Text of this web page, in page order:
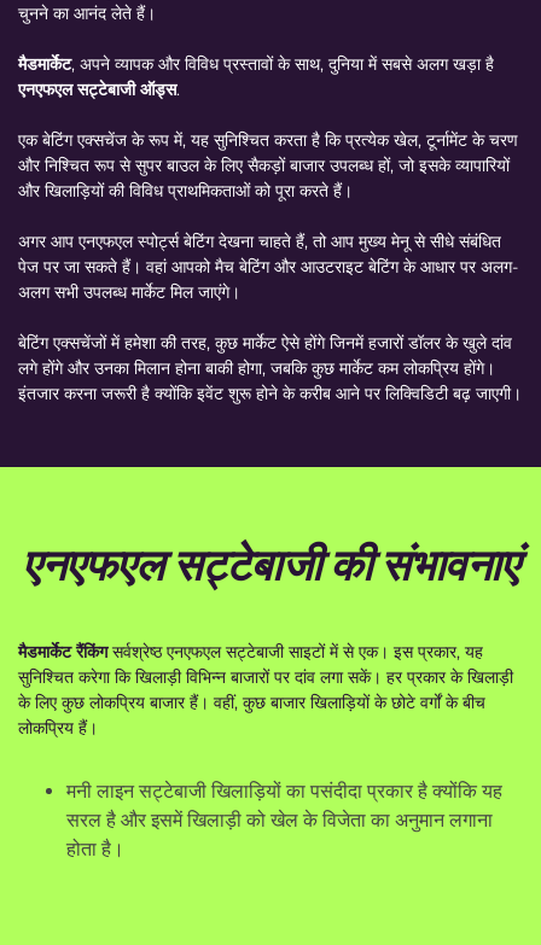
चुनने का आनंद लेते हैं।
मैडमार्केट, अपने व्यापक और विविध प्रस्तावों के साथ, दुनिया में सबसे अलग खड़ा है
एनएफएल सट्टेबाजी ऑड्स.
एक बेटिंग एक्सचेंज के रूप में, यह सुनिश्चित करता है कि प्रत्येक खेल, टूर्नामेंट के चरण
और निश्चित रूप से सुपर बाउल के लिए सैकड़ों बाजार उपलब्ध हों, जो इसके व्यापारियों
और खिलाड़ियों की विविध प्राथमिकताओं को पूरा करते हैं।
अगर आप एनएफएल स्पोर्ट्स बेटिंग देखना चाहते हैं, तो आप मुख्य मेनू से सीधे संबंधित
पेज पर जा सकते हैं। वहां आपको मैच बेटिंग और आउटराइट बेटिंग के आधार पर अलग-
अलग सभी उपलब्ध मार्केट मिल जाएंगे।
बेटिंग एक्सचेंजों में हमेशा की तरह, कुछ मार्केट ऐसे होंगे जिनमें हजारों डॉलर के खुले दांव
लगे होंगे और उनका मिलान होना बाकी होगा, जबकि कुछ मार्केट कम लोकप्रिय होंगे।
इंतजार करना जरूरी है क्योंकि इवेंट शुरू होने के करीब आने पर लिक्विडिटी बढ़ जाएगी।
एनएफएल सट्टेबाजी की संभावनाएं
मैडमार्केट रैंकिंगसर्वश्रेष्ठ एनएफएल सट्टेबाजी साइटों में से एक। इस प्रकार, यह
सुनिश्चित करेगा कि खिलाड़ी विभिन्न बाजारों पर दांव लगा सकें। हर प्रकार के खिलाड़ी
के लिए कुछ लोकप्रिय बाजार हैं। वहीं, कुछ बाजार खिलाड़ियों के छोटे वर्गों के बीच
लोकप्रिय हैं।
मनी लाइन सट्टेबाजी खिलाड़ियों का पसंदीदा प्रकार है क्योंकि यह
सरल है और इसमें खिलाड़ी को खेल के विजेता का अनुमान लगाना
होता है।